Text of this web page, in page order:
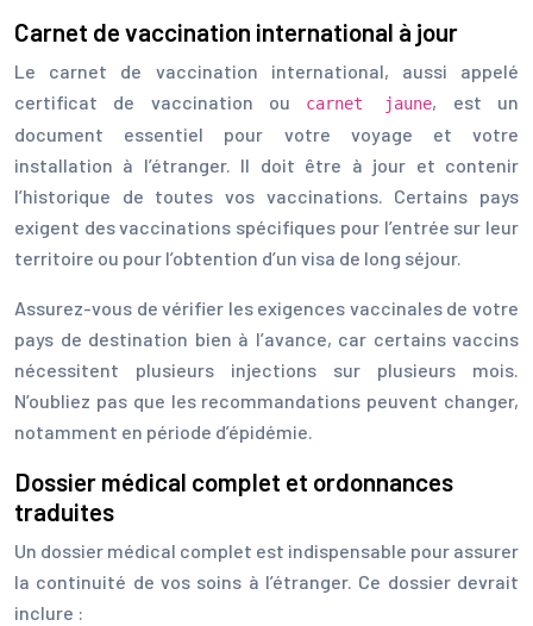
Carnet de vaccination international à jour
Le carnet de vaccination international, aussi appelé
certificat de vaccination ou
carnet jaune, est un
document essentiel pour votre voyage et votre
installation à l’étranger. Il doit être à jour et contenir
l’historique de toutes vos vaccinations. Certains pays
exigent des vaccinations spécifiques pour l’entrée sur leur
territoire ou pour l’obtention d’un visa de long séjour.
Assurez-vous de vérifier les exigences vaccinales de votre
pays de destination bien à l’avance, car certains vaccins
nécessitent plusieurs injections sur plusieurs mois.
N’oubliez pas que les recommandations peuvent changer,
notamment en période d’épidémie.
Dossier médical complet et ordonnances
traduites
Un dossier médical complet est indispensable pour assurer
la continuité de vos soins à l’étranger. Ce dossier devrait
inclure :